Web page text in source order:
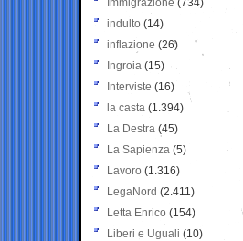
Immigrazione (734)
indulto (14)
inflazione (26)
Ingroia (15)
Interviste (16)
la casta (1.394)
La Destra (45)
La Sapienza (5)
Lavoro (1.316)
LegaNord (2.411)
Letta Enrico (154)
Liberi e Uguali (10)